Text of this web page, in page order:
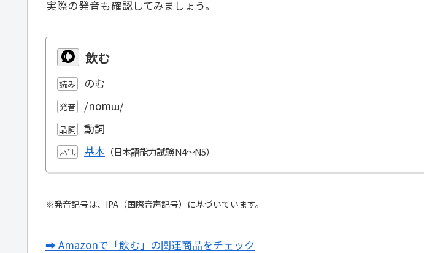
実際の発音も確認してみましょう。
飲む
読み のむ
発音 /nomɯ/
品詞 動詞
ﾚﾍﾞﾙ 基本
※発音記号は、IPA（国際音声記号）に基づいています。
➡ Amazonで「飲む」の関連商品をチェック